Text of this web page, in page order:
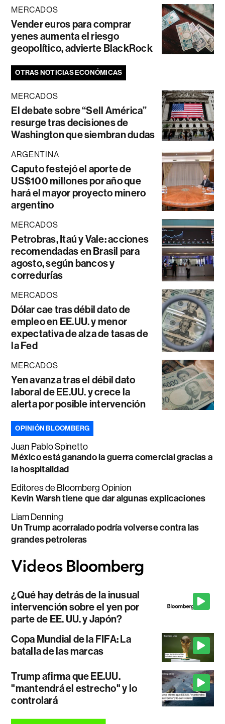
MERCADOS
Vender euros para comprar
yenes aumenta el riesgo
geopolítico, advierte BlackRock
OTRAS NOTICIAS ECONÓMICAS
MERCADOS
El debate sobre “Sell América”
resurge tras decisiones de
Washington que siembran dudas
ARGENTINA
Caputo festejó el aporte de
US$100 millones por año que
hará el mayor proyecto minero
argentino
MERCADOS
Petrobras, Itaú y Vale: acciones
recomendadas en Brasil para
agosto, según bancos y
corredurías
MERCADOS
Dólar cae tras débil dato de
empleo en EE.UU. y menor
expectativa de alza de tasas de
la Fed
MERCADOS
Yen avanza tras el débil dato
laboral de EE.UU. y crece la
alerta por posible intervención
OPINIÓN BLOOMBERG
Juan Pablo Spinetto
México está ganando la guerra comercial gracias a
la hospitalidad
Editores de Bloomberg Opinion
Kevin Warsh tiene que dar algunas explicaciones
Liam Denning
Un Trump acorralado podría volverse contra las
grandes petroleras
¿Qué hay detrás de la inusual
intervención sobre el yen por
parte de EE. UU. y Japón?
Copa Mundial de la FIFA: La
batalla de las marcas
Trump afirma que EE.UU.
"mantendrá el estrecho" y lo
controlará